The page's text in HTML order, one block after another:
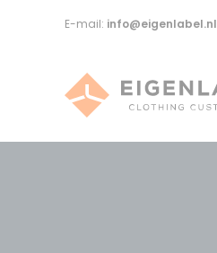
E-mail: info@eigenlabel.nl